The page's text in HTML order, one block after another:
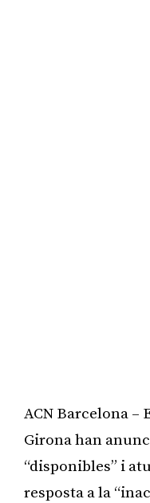
ACN Barcelona –
Girona han
“disponibles” i
resposta a la